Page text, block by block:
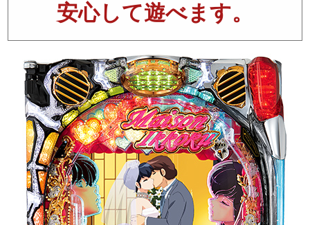
安心して遊べます。